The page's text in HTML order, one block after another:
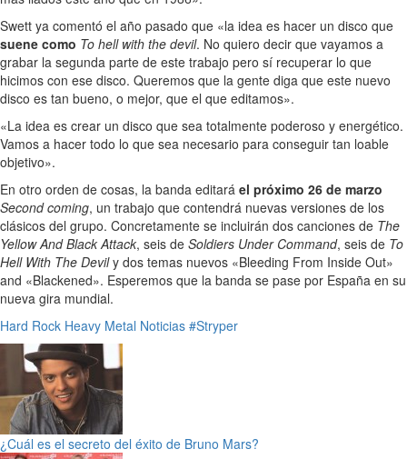
Swett ya comentó el año pasado que «la idea es hacer un disco que
suene como To hell with the devil. No quiero decir que vayamos a
grabar la segunda parte de este trabajo pero sí recuperar lo que
hicimos con ese disco. Queremos que la gente diga que este nuevo
disco es tan bueno, o mejor, que el que editamos».
«La idea es crear un disco que sea totalmente poderoso y energético.
Vamos a hacer todo lo que sea necesario para conseguir tan loable
objetivo».
En otro orden de cosas, la banda editará el próximo 26 de marzo
Second coming, un trabajo que contendrá nuevas versiones de los
clásicos del grupo. Concretamente se incluirán dos canciones de The
Yellow And Black Attack, seis de Soldiers Under Command, seis de To
Hell With The Devily dos temas nuevos «Bleeding From Inside Out»
and «Blackened». Esperemos que la banda se pase por España en su
nueva gira mundial.
Hard Rock Heavy Metal Noticias #Stryper
¿Cuál es el secreto del éxito de Bruno Mars?